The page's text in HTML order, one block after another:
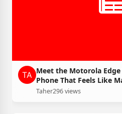
Meet the Motorola Edge
Phone That Feels Like
Taher296 views